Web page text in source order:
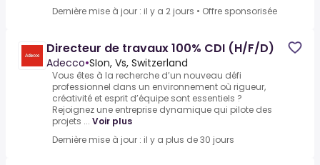
Dernière mise à jour : il y a 2 jours • Offre sponsorisée
Directeur de travaux 100% CDI (H/F/D)
Adecco•SIon, Vs, Switzerland
Vous êtes à la recherche d’un nouveau défi
professionnel dans un environnement où rigueur,
créativité et esprit d’équipe sont essentiels ?
Rejoignez une entreprise dynamique qui pilote des
projets ... Voir plus
Dernière mise à jour : il y a plus de 30 jours